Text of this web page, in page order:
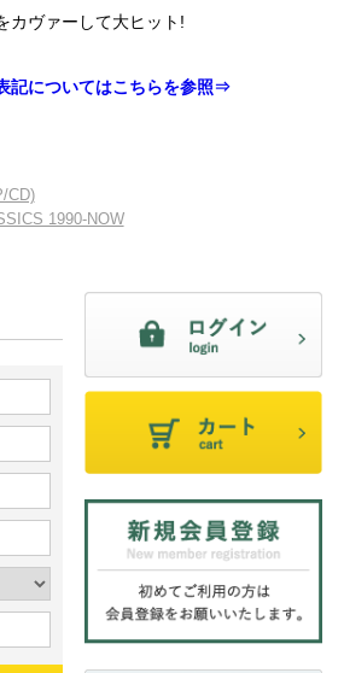
カヴァーして大ヒット!
についてはこちらを参照⇒
CD)
1990-NOW